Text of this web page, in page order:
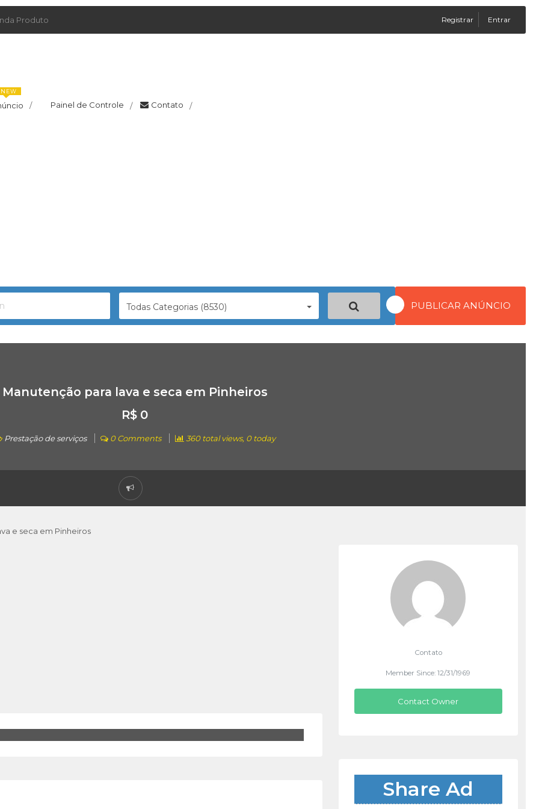
Produto Registrar Entrar
/
NEW
Painel de Controle / Contato /
Todas Categorias (8530) PUBLICAR ANÚNCIO
Manutenção para lava e seca em Pinheiros
R$ 0
Prestação de serviços 0 Comments 360 total views, 0 today
e seca em Pinheiros
Contato
Member Since: 12/31/1969
Contact Owner
Share Ad